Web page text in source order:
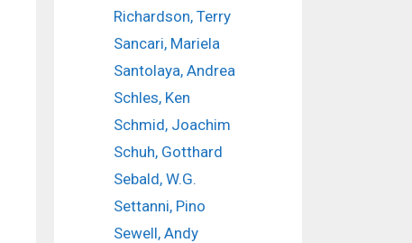
Richardson, Terry
Sancari, Mariela
Santolaya, Andrea
Schles, Ken
Schmid, Joachim
Schuh, Gotthard
Sebald, W.G.
Settanni, Pino
Sewell, Andy